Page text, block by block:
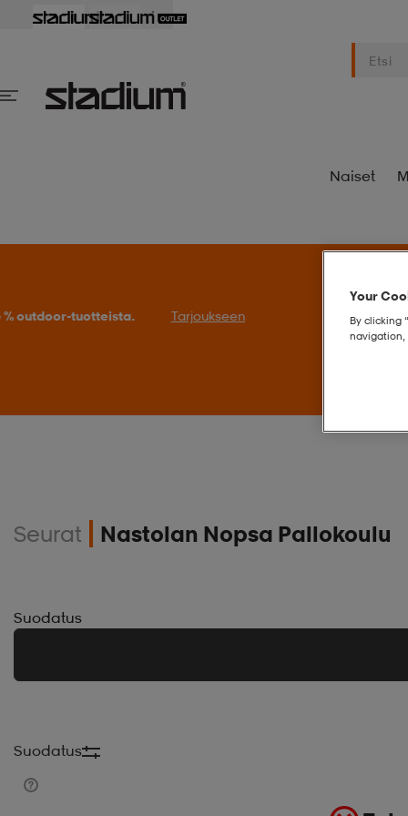
Naiset
Seurat Nastolan Nopsa Pallokoulu
Suodatus
Suodatus
Your
By clicking
navigation,